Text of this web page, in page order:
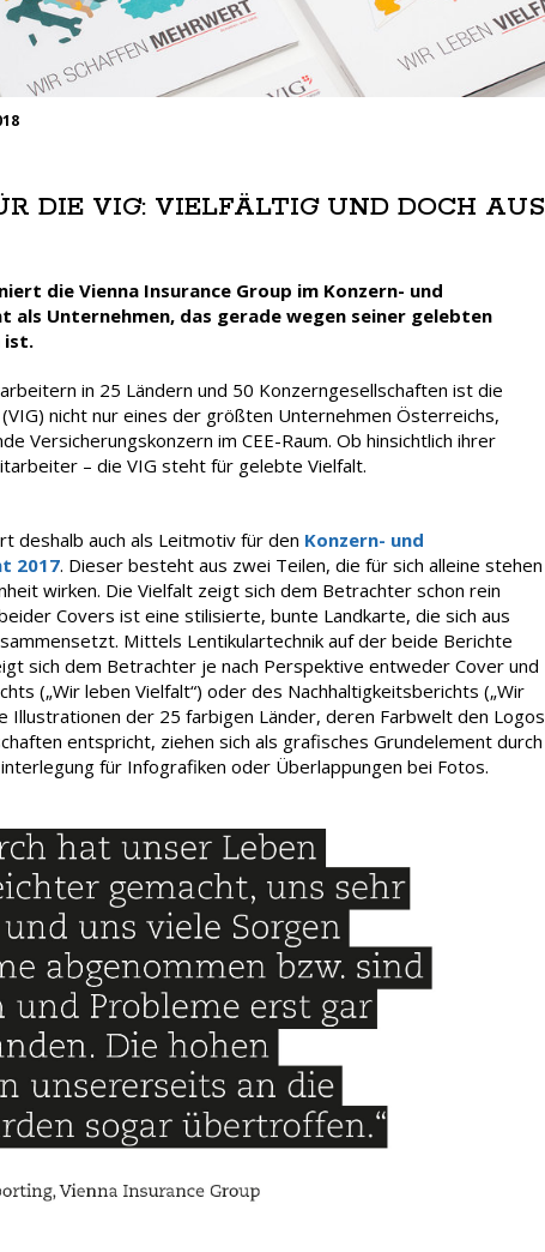
DIE VIG: VIELFÄLTIG UND DOCH AUS
die Vienna Insurance Group im Konzern- und
als Unternehmen, das gerade wegen seiner gelebten
ist.
in 25 Ländern und 50 Konzerngesellschaften ist die
nicht nur eines der größten Unternehmen Österreichs,
Versicherungskonzern im CEE-Raum. Ob hinsichtlich ihrer
– die VIG steht für gelebte Vielfalt.
deshalb auch als Leitmotiv für den Konzern- und
2017. Dieser besteht aus zwei Teilen, die für sich alleine stehen
wirken. Die Vielfalt zeigt sich dem Betrachter schon rein
Covers ist eine stilisierte, bunte Landkarte, die sich aus
Mittels Lentikulartechnik auf der beide Berichte
sich dem Betrachter je nach Perspektive entweder Cover und
(„Wir leben Vielfalt“) oder des Nachhaltigkeitsberichts („Wir
Illustrationen der 25 farbigen Länder, deren Farbwelt den Logos
entspricht, ziehen sich als grafisches Grundelement durch
für Infografiken oder Überlappungen bei Fotos.